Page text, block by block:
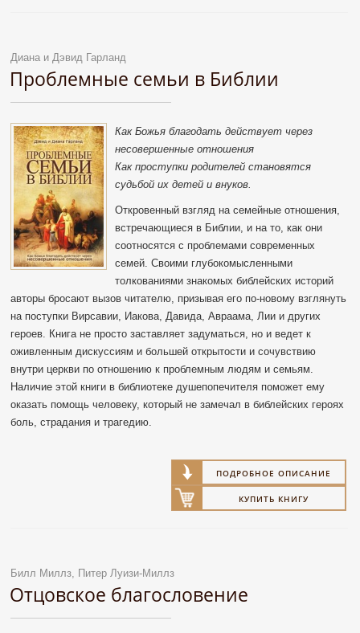
Диана и Дэвид Гарланд
Проблемные семьи в Библии
Как Божья благодать действует через
несовершенные отношения
Как проступки родителей становятся
судьбой их детей и внуков.
Откровенный взгляд на семейные отношения,
встречающиеся в Библии, и на то, как они
соотносятся с проблемами современных
семей. Своими глубокомысленными
толкованиями знакомых библейских историй
авторы бросают вызов читателю, призывая его по-новому взглянуть
на поступки Вирсавии, Иакова, Давида, Авраама, Лии и других
героев. Книга не просто заставляет задуматься, но и ведет к
оживленным дискуссиям и большей открытости и сочувствию
внутри церкви по отношению к проблемным людям и семьям.
Наличие этой книги в библиотеке душепопечителя поможет ему
оказать помощь человеку, который не замечал в библейских героях
боль, страдания и трагедию.
ПОДРОБНОЕ ОПИСАНИЕ
КУПИТЬ КНИГУ
Билл Миллз, Питер Луизи-Миллз
Отцовское благословение